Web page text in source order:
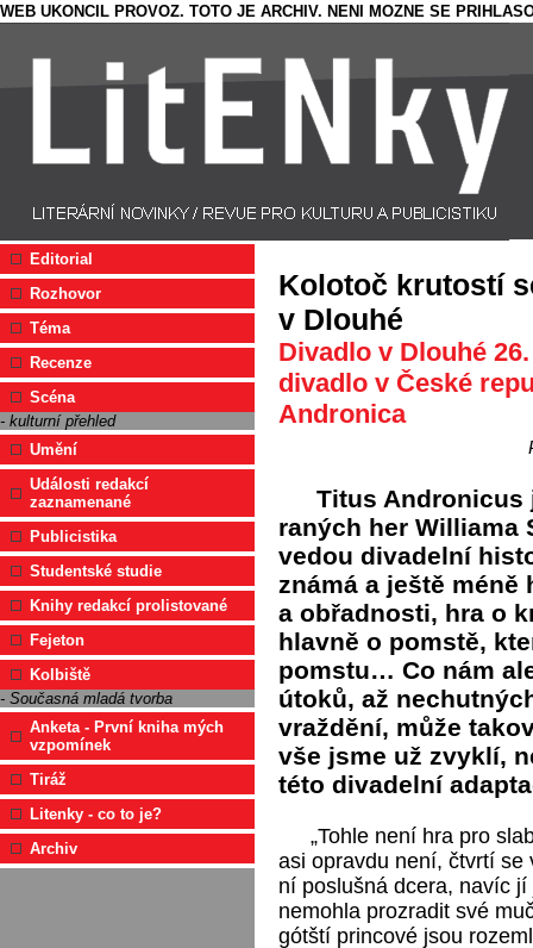
WEB UKONCIL PROVOZ. TOTO JE ARCHIV. NENI MOZNE SE
Editorial
Rozhovor
Téma
Recenze
Scéna
- kulturní přehled
Umění
Události redakcí
zaznamenané
Publicistika
Studentské studie
Knihy redakcí prolistované
Fejeton
Kolbiště
- Současná mladá tvorba
Anketa - První kniha mých
vzpomínek
Tiráž
Litenky - co to je?
Archiv
Kolotoč krutostí
v Dlouhé
Divadlo v Dlouhé
divadlo v České
Andronica
Titus Andronicus
raných her Williama
vedou divadelní
známá a ještě
a obřadnosti, hra o
hlavně o pomstě,
pomstu… Co nám
útoků, až
vraždění, může
vše jsme už zvyklí,
této divadelní
„Tohle není hra pro
asi opravdu není, čtvrtí se
ní poslušná dcera, navíc
nemohla prozradit své
gótští princové jsou